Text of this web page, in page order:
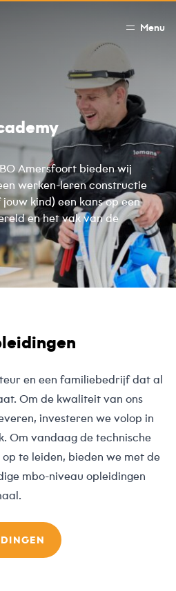
Menu
Amersfoort bieden wij
werken-leren constructie
kind) een kans op een
en het vak van de
en een familiebedrijf dat al
Om de kwaliteit van ons
investeren we volop in
Om vandaag de technische
te leiden, bieden we met de
mbo-niveau opleidingen